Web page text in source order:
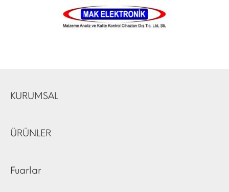
KURUMSAL
ÜRÜNLER
Fuarlar